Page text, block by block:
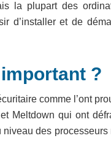
la plupart des
d’installer et de
?
comme l’ont
Meltdown qui ont
des